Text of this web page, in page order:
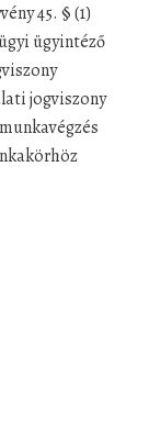
45. § (1)
ügyintéző
jogviszony